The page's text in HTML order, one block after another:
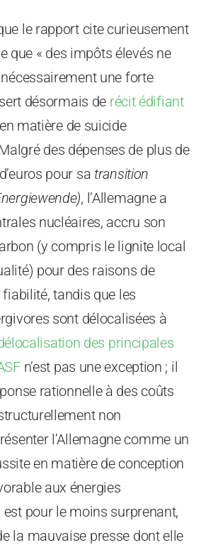
le rapport cite curieusement
que « des impôts élevés ne
une forte
désormais de récit édifiant
en matière de suicide
des dépenses de plus de
pour sa transition
, l’Allemagne a
nucléaires, accru son
(y compris le lignite local
pour des raisons de
tandis que les
sont délocalisées à
des principales
n’est pas une exception ; il
rationnelle à des coûts
non
l’Allemagne comme un
en matière de conception
aux énergies
pour le moins surprenant,
la mauvaise presse dont elle